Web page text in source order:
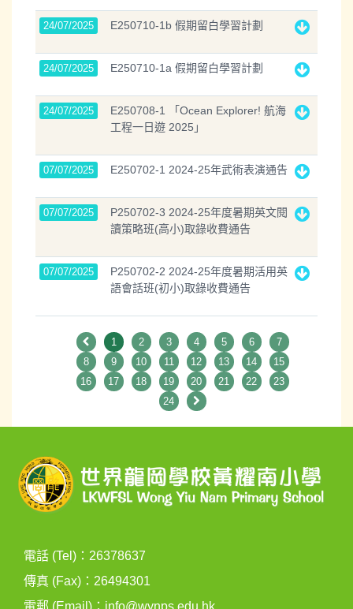
24/07/2025 E250710-1b 假期留白學習計劃
24/07/2025 E250710-1a 假期留白學習計劃
24/07/2025
E250708-1 「Ocean Explorer! 航海
工程一日遊 2025」
07/07/2025 E250702-1 2024-25年武術表演通告
07/07/2025
P250702-3 2024-25年度暑期英文閱
讀策略班(高小)取錄收費通告
07/07/2025
P250702-2 2024-25年度暑期活用英
語會話班(初小)取錄收費通告
1 2 3 4 5 6
7
8
9 10 11 12 13 14
15
16
17 18 19 20 21 22
23
24
電話 (Tel)：26378637
傳真 (Fax)：26494301
電郵 (Email)： info@wynps.edu.hk